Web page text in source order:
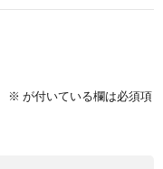
※ が付いている欄は必須項